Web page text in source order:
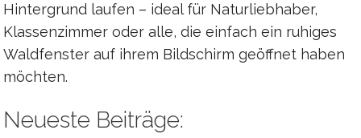
Hintergrund laufen – ideal für Naturliebhaber,
Klassenzimmer oder alle, die einfach ein ruhiges
Waldfenster auf ihrem Bildschirm geöffnet haben
möchten.
Neueste Beiträge: